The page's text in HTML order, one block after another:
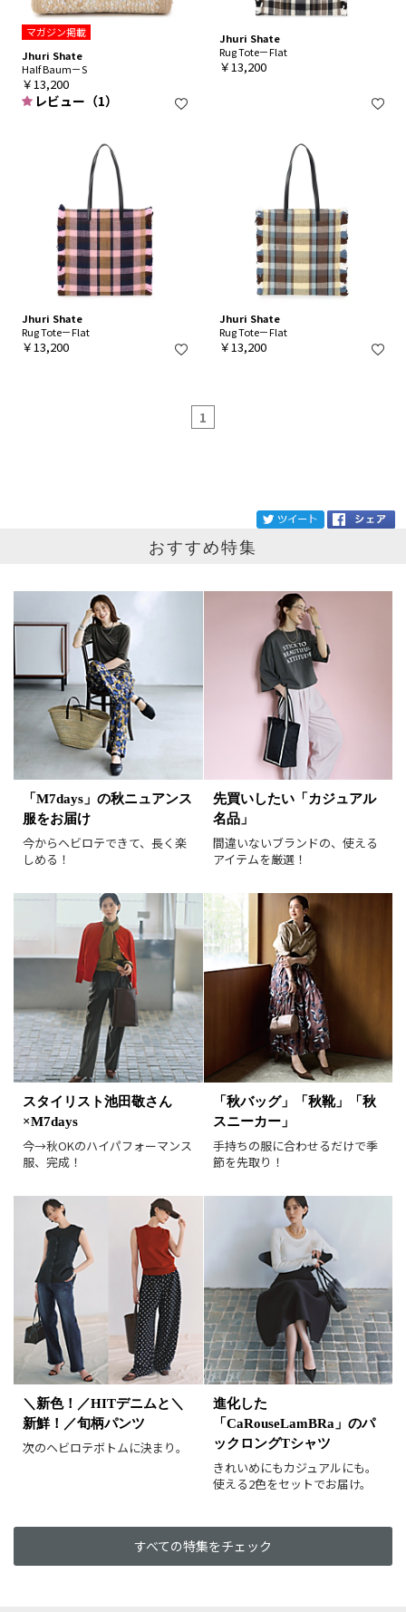
マガジン掲載
Jhuri Shate
Half Baum－S
￥13,200
レビュー（1）
Jhuri Shate
Rug Tote－Flat
￥13,200
Jhuri Shate
Rug Tote－Flat
￥13,200
Jhuri Shate
Rug Tote－Flat
￥13,200
1
掲載雑誌
価格 円～ 円
表示オプション
すべて
新着
再入荷
ラスト1
画像小 画像大
30件 90件
並び順 おすすめ順
人気順
新着順
価格が安い順
価格が高い順
値下げ実施日順
ホワイト ブラック
グレー
ベージュ
ブラウン
オレンジ
イエロー
レッド
ピンク
パープル
グリーン
ブルー
ゴールド
シルバー マルチ
おすすめ特集
「M7days」の秋ニュアンス
服をお届け
今からヘビロテできて、長く楽
しめる！
先買いしたい「カジュアル
名品」
間違いないブランドの、使える
アイテムを厳選！
スタイリスト池田敬さん
×M7days
今→秋OKのハイパフォーマンス
服、完成！
「秋バッグ」「秋靴」「秋
スニーカー」
手持ちの服に合わせるだけで季
節を先取り！
＼新色！／HITデニムと＼
新鮮！／旬柄パンツ
次のヘビロテボトムに決まり。
進化した
「CaRouseLamBRa」のパ
ックロングTシャツ
きれいめにもカジュアルにも。
使える2色をセットでお届け。
すべての特集をチェック